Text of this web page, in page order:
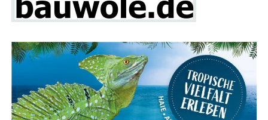
Fokus auf Pho­to­vol­ta­ik und Solaranlagen
Ein beson­de­rer Schwer­punkt der Bau­mes­se Lin­gen liegt
auf alter­na­ti­ven Ener­gie­quel­len, ins­be­son­de­re Pho­to­
vol­ta­ik und Solar­an­la­gen. Über ein Dut­zend Aus­stel­ler
prä­sen­tie­ren ihre inno­va­ti­ven Lösun­gen für die Strom­
erzeu­gung und Heiz­sys­te­me mit Son­nen­en­er­gie. Ergän­
zend dazu gibt es Anbie­ter von Wär­me­pum­pen, Dämm­